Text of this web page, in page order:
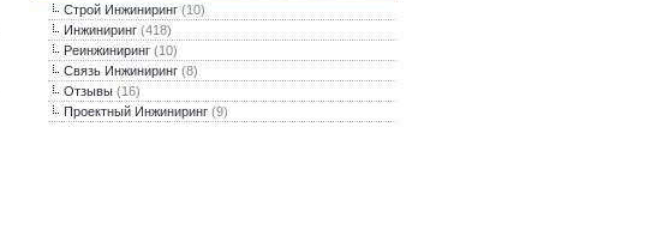
Строй Инжиниринг (10)
Инжиниринг (418)
Реинжиниринг (10)
Связь Инжиниринг (8)
Отзывы (16)
Проектный Инжиниринг (9)